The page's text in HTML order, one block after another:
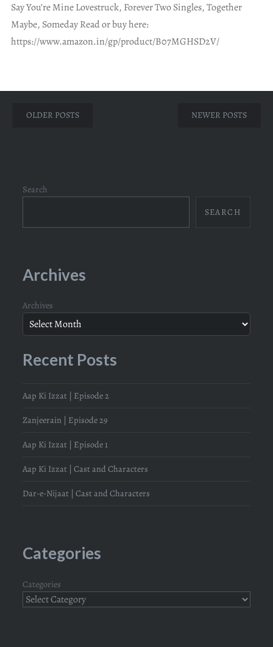
Say You’re Mine Lovestruck, Forever Two Singles, Together
Maybe, Someday Read or buy here:
https://www.amazon.in/gp/product/B07MGHSD2V/
Posts
OLDER POSTS NEWER POSTS
Search
SEARCH
Archives
Archives
Recent Posts
Aap Ki Izzat | Episode 2
Zanjeerain | Episode 29
Aap Ki Izzat | Episode 1
Aap Ki Izzat | Cast and Characters
Dar-e-Nijaat | Cast and Characters
Categories
Categories